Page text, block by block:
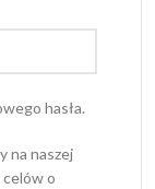
hasła.
na naszej
o